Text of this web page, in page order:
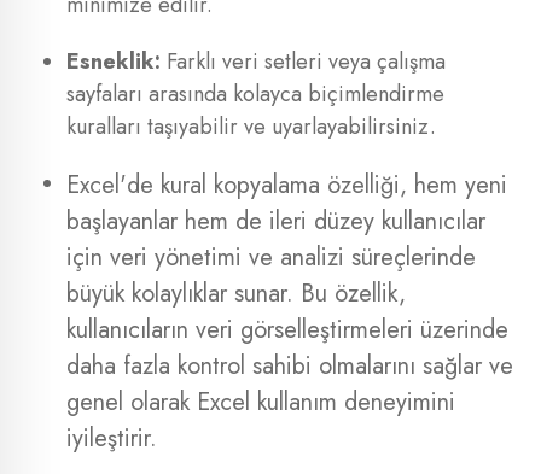
Esneklik: Farklı veri setleri veya çalışma
sayfaları arasında kolayca biçimlendirme
kuralları taşıyabilir ve uyarlayabilirsiniz.
Excel'de kural kopyalama özelliği, hem yeni
başlayanlar hem de ileri düzey kullanıcılar
için veri yönetimi ve analizi süreçlerinde
büyük kolaylıklar sunar. Bu özellik,
kullanıcıların veri görselleştirmeleri üzerinde
daha fazla kontrol sahibi olmalarını sağlar ve
genel olarak Excel kullanım deneyimini
iyileştirir.